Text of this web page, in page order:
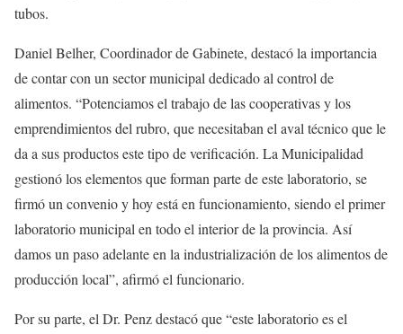
tubos.
Daniel Belher, Coordinador de Gabinete, destacó la importancia
de contar con un sector municipal dedicado al control de
alimentos. “Potenciamos el trabajo de las cooperativas y los
emprendimientos del rubro, que necesitaban el aval técnico que le
da a sus productos este tipo de verificación. La Municipalidad
gestionó los elementos que forman parte de este laboratorio, se
firmó un convenio y hoy está en funcionamiento, siendo el primer
laboratorio municipal en todo el interior de la provincia. Así
damos un paso adelante en la industrialización de los alimentos de
producción local”, afirmó el funcionario.
Por su parte, el Dr. Penz destacó que “este laboratorio es el